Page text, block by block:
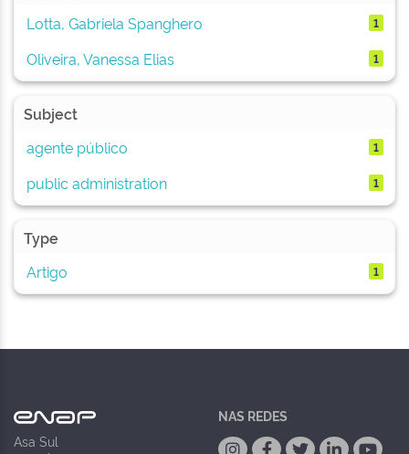
Lotta, Gabriela Spanghero
1
Oliveira, Vanessa Elias 1
Subject
agente público
1
public administration 1
Type
Artigo
1
Asa Sul
NAS REDES